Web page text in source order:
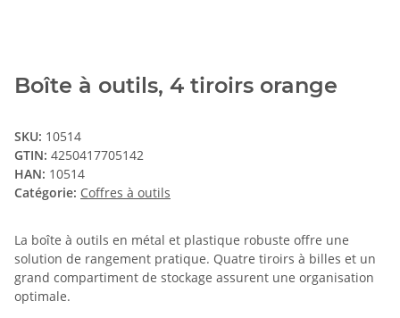
Boîte à outils, 4 tiroirs orange
SKU: 10514
GTIN: 4250417705142
HAN: 10514
Catégorie: Coffres à outils
La boîte à outils en métal et plastique robuste offre une
solution de rangement pratique. Quatre tiroirs à billes et un
grand compartiment de stockage assurent une organisation
optimale.